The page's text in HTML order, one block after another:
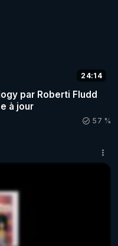
24:14
par Roberti Fludd
à jour
57 %